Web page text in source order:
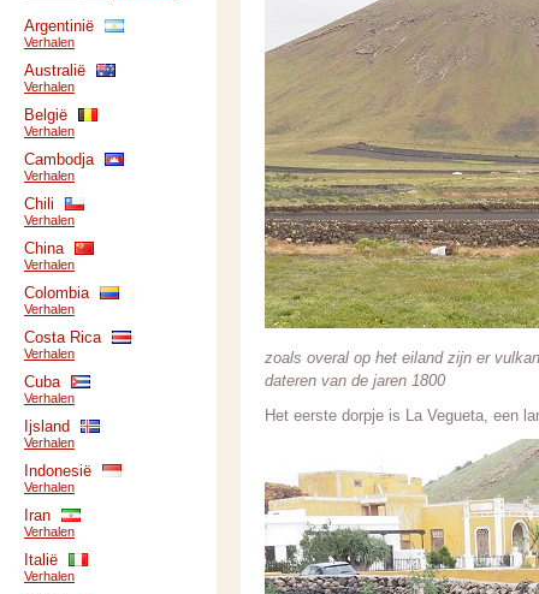
zoals overal op het eiland zijn er
dateren van de jaren 1800
Het eerste dorpje is La Vegueta, een
Argentinië
Verhalen
Australië
Verhalen
België
Verhalen
Cambodja
Verhalen
Chili
Verhalen
China
Verhalen
Colombia
Verhalen
Costa Rica
Verhalen
Cuba
Verhalen
Ijsland
Verhalen
Indonesië
Verhalen
Iran
Verhalen
Italië
Verhalen